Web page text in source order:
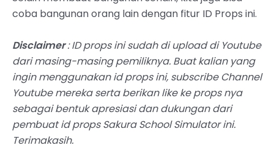
coba bangunan orang lain dengan fitur ID Props ini.
Disclaimer: ID props ini sudah di upload di Youtube
dari masing-masing pemiliknya. Buat kalian yang
ingin menggunakan id props ini, subscribe Channel
Youtube mereka serta berikan like ke props nya
sebagai bentuk apresiasi dan dukungan dari
pembuat id props Sakura School Simulator ini.
Terimakasih.